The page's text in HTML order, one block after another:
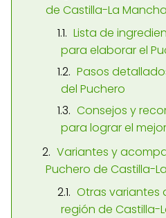
de Castilla-La Mancha
Lista de
para elaborar el
Pasos
del Puchero
Consejos y
para lograr el
Variantes y
Puchero de Castilla-
Otras variantes
región de Castilla-